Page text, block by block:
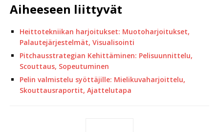
Aiheeseen liittyvät
Heittotekniikan harjoitukset: Muotoharjoitukset,
Palautejärjestelmät, Visualisointi
Pitchausstrategian Kehittäminen: Pelisuunnittelu,
Scouttaus, Sopeutuminen
Pelin valmistelu syöttäjille: Mielikuvaharjoittelu,
Skouttausraportit, Ajattelutapa